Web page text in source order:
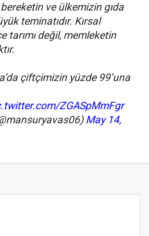
ve ülkemizin gıda
teminatıdır. Kırsal
tarımı değil, memleketin
çiftçimizin yüzde 99’una
ZGASpMmFgr
May 14,